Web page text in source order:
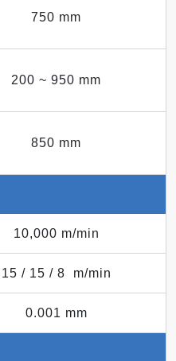
750 mm
200 ~ 950 mm
850 mm
10,000 m/min
15 / 15 / 8 m/min
0.001 mm